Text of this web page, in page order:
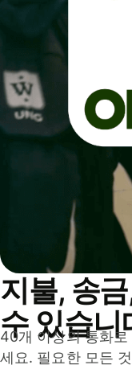
지불, 송
수 있습니
40개 이상의 통화
세요. 필요한 모든